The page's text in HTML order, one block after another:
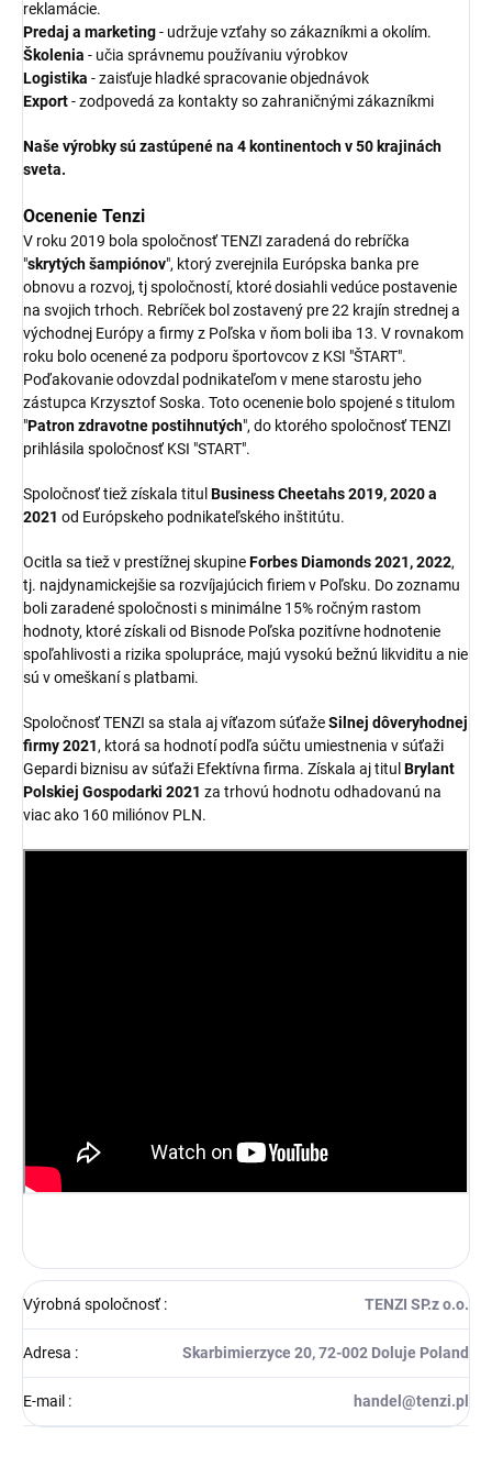
reklamácie.
Predaj a marketing- udržuje vzťahy so zákazníkmi a okolím.
Školenia - učia správnemu používaniu výrobkov
Logistika - zaisťuje hladké spracovanie objednávok
Export- zodpovedá za kontakty so zahraničnými zákazníkmi
Naše výrobky sú zastúpené na 4 kontinentoch v 50 krajinách
sveta.
Ocenenie Tenzi
V roku 2019 bola spoločnosť TENZI zaradená do rebríčka
"skrytých šampiónov", ktorý zverejnila Európska banka pre
obnovu a rozvoj, tj spoločností, ktoré dosiahli vedúce postavenie
na svojich trhoch. Rebríček bol zostavený pre 22 krajín strednej a
východnej Európy a firmy z Poľska v ňom boli iba 13. V rovnakom
roku bolo ocenené za podporu športovcov z KSI "ŠTART".
Poďakovanie odovzdal podnikateľom v mene starostu jeho
zástupca Krzysztof Soska. Toto ocenenie bolo spojené s titulom
"Patron zdravotne postihnutých", do ktorého spoločnosť TENZI
prihlásila spoločnosť KSI "START".
Spoločnosť tiež získala titul Business Cheetahs 2019, 2020 a
2021 od Európskeho podnikateľského inštitútu.
Ocitla sa tiež v prestížnej skupineForbes Diamonds 2021, 2022,
tj. najdynamickejšie sa rozvíjajúcich firiem v Poľsku. Do zoznamu
boli zaradené spoločnosti s minimálne 15% ročným rastom
hodnoty, ktoré získali od Bisnode Poľska pozitívne hodnotenie
spoľahlivosti a rizika spolupráce, majú vysokú bežnú likviditu a nie
sú v omeškaní s platbami.
Spoločnosť TENZI sa stala aj víťazom súťažeSilnej dôveryhodnej
firmy 2021, ktorá sa hodnotí podľa súčtu umiestnenia v súťaži
Gepardi biznisu av súťaži Efektívna firma. Získala aj titul Brylant
Polskiej Gospodarki 2021 za trhovú hodnotu odhadovanú na
viac ako 160 miliónov PLN.
Výrobná spoločnosť: TENZI SP.z o.o.
Adresa : Skarbimierzyce 20, 72-002 Doluje Poland
E-mail : handel@tenzi.pl